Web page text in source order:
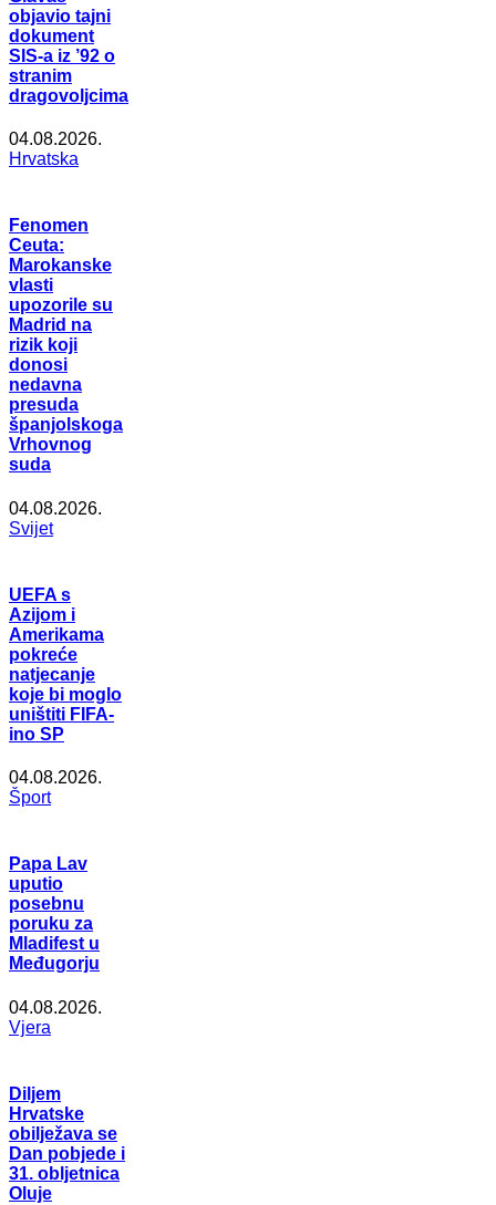
objavio tajni
dokument
SIS-a iz ’92 o
stranim
dragovoljcima
04.08.2026.
Hrvatska
Fenomen
Ceuta:
Marokanske
vlasti
upozorile su
Madrid na
rizik koji
donosi
nedavna
presuda
španjolskoga
Vrhovnog
suda
04.08.2026.
Svijet
UEFA s
Azijom i
Amerikama
pokreće
natjecanje
koje bi moglo
uništiti FIFA-
ino SP
04.08.2026.
Šport
Papa Lav
uputio
posebnu
poruku za
Mladifest u
Međugorju
04.08.2026.
Vjera
Diljem
Hrvatske
obilježava se
Dan pobjede i
31. obljetnica
Oluje